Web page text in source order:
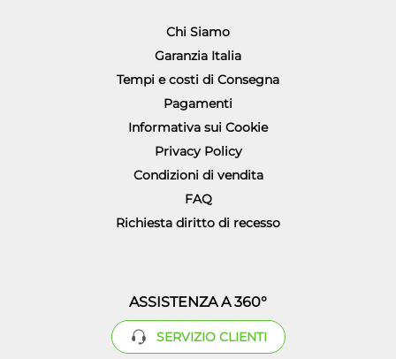
Chi Siamo
Garanzia Italia
Tempi e costi di Consegna
Pagamenti
Informativa sui Cookie
Privacy Policy
Condizioni di vendita
FAQ
Richiesta diritto di recesso
ASSISTENZA A 360°
SERVIZIO CLIENTI